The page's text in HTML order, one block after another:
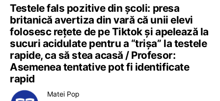
Testele fals pozitive din școli: presa
britanică avertiza din vară că unii elevi
folosesc rețete de pe Tiktok și apelează la
sucuri acidulate pentru a “trișa” la testele
rapide, ca să stea acasă / Profesor:
Asemenea tentative pot fi identificate
rapid
Matei Pop